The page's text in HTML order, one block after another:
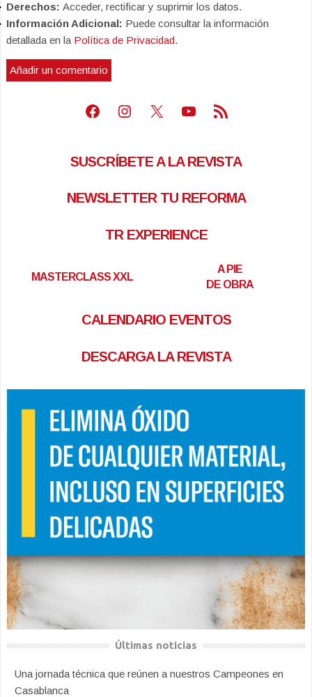
Derechos: Acceder, rectificar y suprimir los datos.
Información Adicional: Puede consultar la información
detallada en la Política de Privacidad.
Facebook
Instagram
X Youtube
Feed RSS
SUSCRÍBETE A LA REVISTA
NEWSLETTER TU REFORMA
TR EXPERIENCE
MASTERCLASS XXL
A PIE
DE OBRA
CALENDARIO EVENTOS
DESCARGA LA REVISTA
Últimas noticias
Una jornada técnica que reúnen a nuestros Campeones en
Casablanca